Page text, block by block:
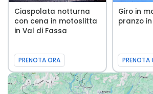
Ciaspolata notturna
con cena in motoslitta
in Val di Fassa
PRENOTA ORA
Giro in
pranzo
PRENOTA